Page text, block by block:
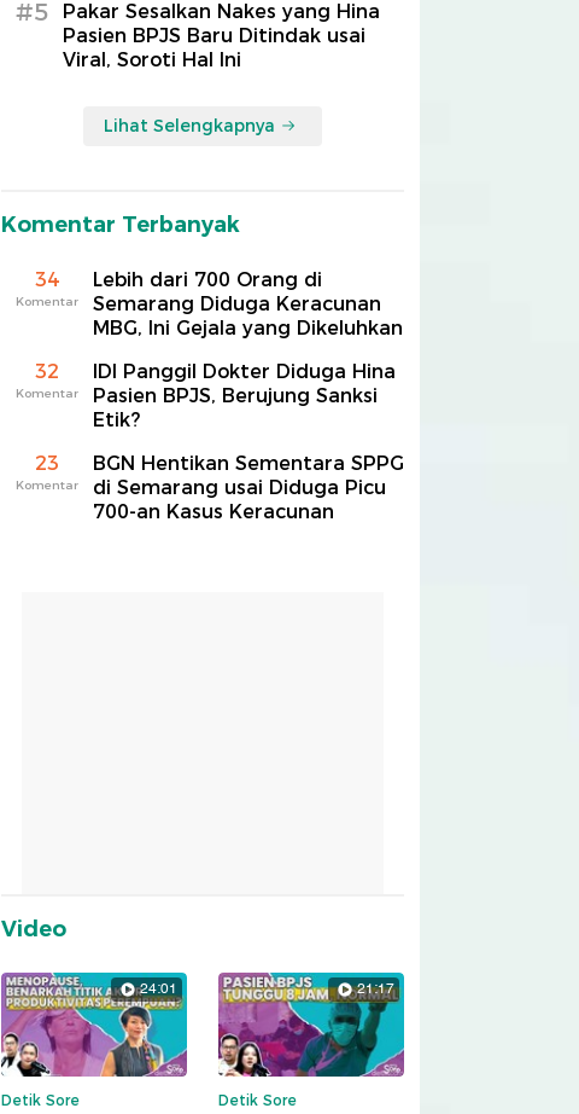
#5
Pakar Sesalkan Nakes yang Hina
Pasien BPJS Baru Ditindak usai
Viral, Soroti Hal Ini
Lihat Selengkapnya
Komentar Terbanyak
34
Komentar
Lebih dari 700 Orang di
Semarang Diduga Keracunan
MBG, Ini Gejala yang Dikeluhkan
32
Komentar
IDI Panggil Dokter Diduga Hina
Pasien BPJS, Berujung Sanksi
Etik?
23
Komentar
BGN Hentikan Sementara SPPG
di Semarang usai Diduga Picu
700-an Kasus Keracunan
Video
24:01
Detik Sore
21:17
Detik Sore